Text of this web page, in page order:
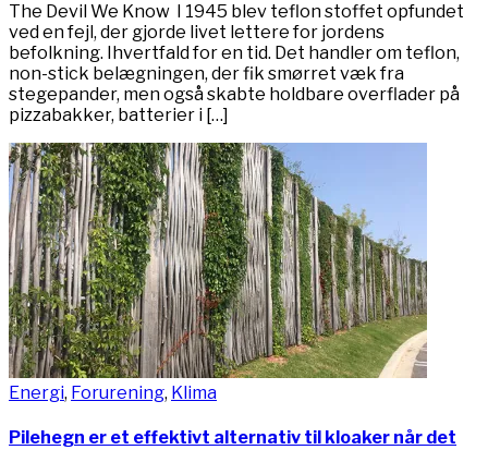
The Devil We Know I 1945 blev teflon stoffet opfundet
ved en fejl, der gjorde livet lettere for jordens
befolkning. Ihvertfald for en tid. Det handler om teflon,
non-stick belægningen, der fik smørret væk fra
stegepander, men også skabte holdbare overflader på
pizzabakker, batterier i […]
Energi, Forurening, Klima
Pilehegn er et effektivt alternativ til kloaker når det